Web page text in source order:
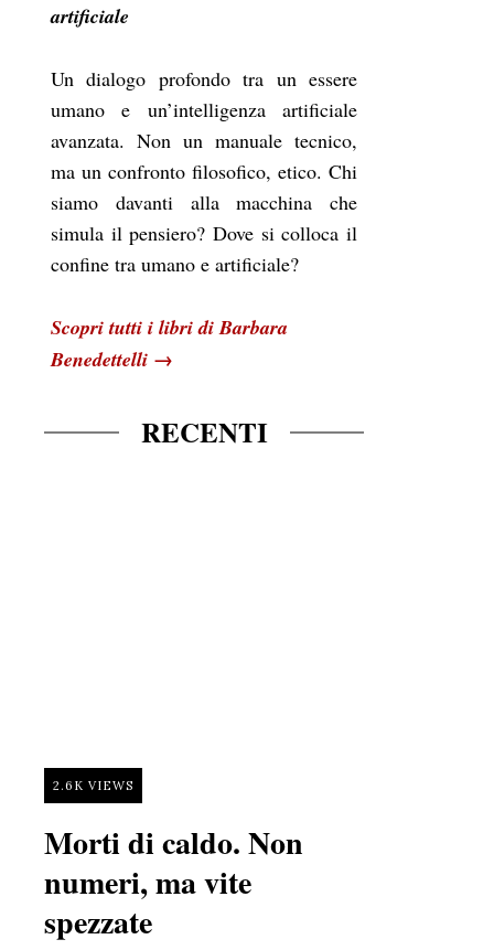
artificiale
Un dialogo profondo tra un essere
umano e un’intelligenza artificiale
avanzata. Non un manuale tecnico,
ma un confronto filosofico, etico. Chi
siamo davanti alla macchina che
simula il pensiero? Dove si colloca il
confine tra umano e artificiale?
Scopri tutti i libri di Barbara
Benedettelli →
RECENTI
2.6K VIEWS
Morti di caldo. Non
numeri, ma vite
spezzate